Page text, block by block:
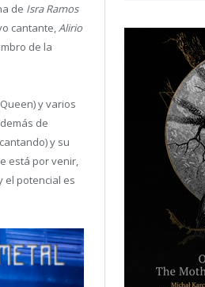
de Isra Ramos
cantante,Alirio
de la
y varios
de
y su
está por venir,
el potencial es